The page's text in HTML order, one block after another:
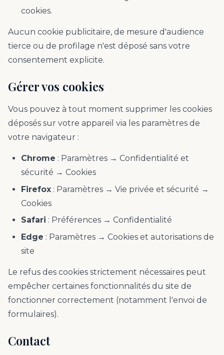
cookies.
Aucun cookie publicitaire, de mesure d'audience
tierce ou de profilage n'est déposé sans votre
consentement explicite.
Gérer vos cookies
Vous pouvez à tout moment supprimer les cookies
déposés sur votre appareil via les paramètres de
votre navigateur :
Chrome : Paramètres → Confidentialité et
sécurité → Cookies
Firefox: Paramètres → Vie privée et sécurité →
Cookies
Safari : Préférences → Confidentialité
Edge : Paramètres → Cookies et autorisations de
site
Le refus des cookies strictement nécessaires peut
empêcher certaines fonctionnalités du site de
fonctionner correctement (notamment l'envoi de
formulaires).
Contact